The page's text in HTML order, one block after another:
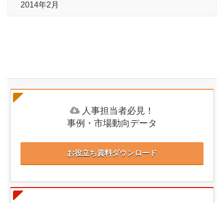
2014年2月
人事担当者必見！
事例・市場動向データ
お役立ち資料ダウンロード